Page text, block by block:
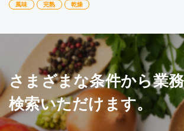
風味 完熟 乾燥
さまざまな条件から業
検索いただけます。